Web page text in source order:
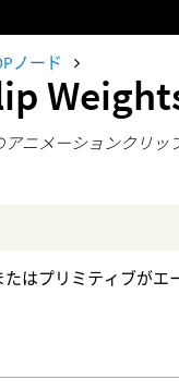
ノード
ニメーションクリッ
はプリミティブがエ